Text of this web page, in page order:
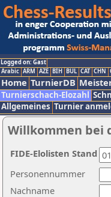
Logged on: Gast
Arabic ARM AZE BIH BUL CAT CHN
Home TurnierDB
Turnierschach-Elozahl
Allgemeines Turnier
Willkommen bei
Nachname
Personennummer
FIDE-Elolisten Stand